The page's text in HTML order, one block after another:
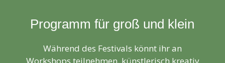
Programm für groß und klein
Während des Festivals könnt ihr an